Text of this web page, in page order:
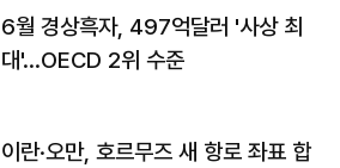
6월 경상흑자, 497억달러 '사상 최
대'…OECD 2위 수준
이란·오만, 호르무즈 새 항로 좌표 합